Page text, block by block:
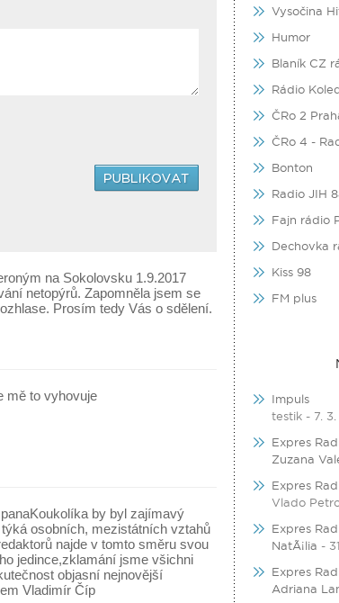
na Sokolovsku 1.9.2017
netopýrů. Zapomněla jsem se
Prosím tedy Vás o sdělení.
mě to vyhovuje
by byl zajímavý
osobních, mezistátních vztahů
najde v tomto směru svou
jedince,zklamání jsme všichni
objasní nejnovější
Vladimír Číp
Vysočina
Humor
Blaník CZ
Rádio
ČRo 2
ČRo 4 -
Bonton
Radio JIH
Fajn rádio
Dechovka
Kiss 98
FM plus
Impuls
testik - 7.
Expres
Zuzana
Expres
Vlado
Expres
NatÃ¡lia -
Expres
Adriana